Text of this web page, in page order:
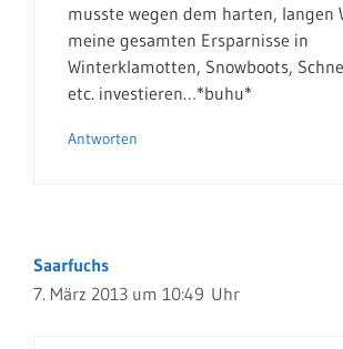
musste wegen dem harten, langen
meine gesamten Ersparnisse in
Winterklamotten, Snowboots,
etc. investieren…*buhu*
Antworten
Saarfuchs
7. März 2013 um 10:49 Uhr